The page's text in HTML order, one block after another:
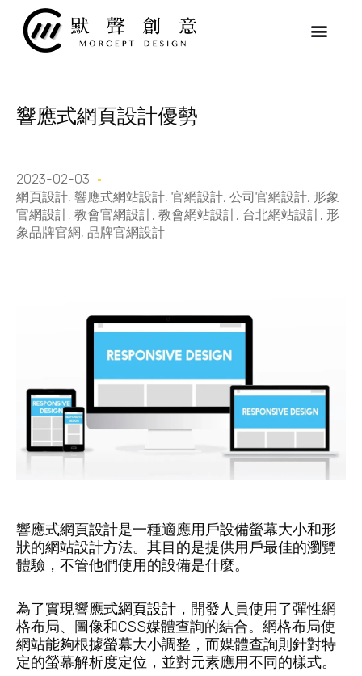
響應式網頁設計優勢
2023-02-03
網頁設計, 響應式網站設計, 官網設計, 公司官網設計, 形象
官網設計, 教會官網設計, 教會網站設計, 台北網站設計, 形
象品牌官網, 品牌官網設計
響應式網頁設計是一種適應用戶設備螢幕大小和形
狀的網站設計方法。其目的是提供用戶最佳的瀏覽
體驗，不管他們使用的設備是什麼。
為了實現響應式網頁設計 ，開發人員使用了彈性網
格布局、圖像和CSS媒體查詢的結合。網格布局使
網站能夠根據螢幕大小調整，而媒體查詢則針對特
定的螢幕解析度定位，並對元素應用不同的樣式。